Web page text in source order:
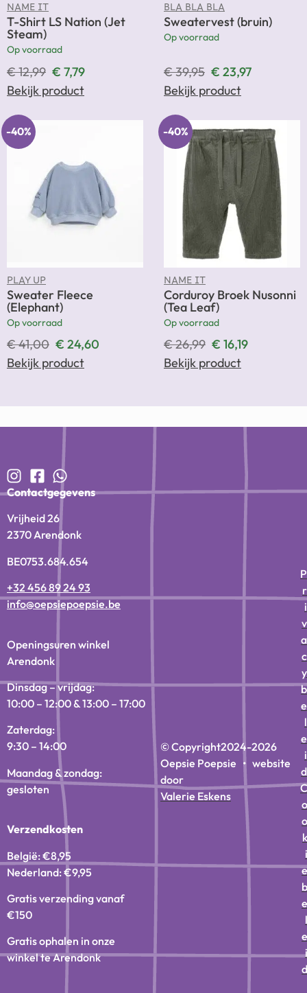
NAME IT
T-Shirt LS Nation (Jet
Steam)
Op voorraad
€12,99 € 7,79
Bekijk product
BLA BLA BLA
Sweatervest (bruin)
Op voorraad
€39,95 € 23,97
Bekijk product
-40%
PLAY UP
Sweater Fleece
(Elephant)
Op voorraad
€41,00 € 24,60
Bekijk product
-40%
NAME IT
Corduroy Broek Nusonni
(Tea Leaf)
Op voorraad
€26,99 € 16,19
Bekijk product
Contactgegevens
Vrijheid 26
2370 Arendonk
BE0753.684.654
+32 456 89 24 93
info@oepsiepoepsie.be
Openingsuren winkel
Arendonk
Dinsdag – vrijdag:
10:00 – 12:00 & 13:00 – 17:00
Zaterdag:
9:30 – 14:00
Maandag & zondag:
gesloten
Verzendkosten
België: €8,95
Nederland: €9,95
Gratis verzending vanaf
€150
Gratis ophalen in onze
winkel te Arendonk
© Copyright2024-2026
Oepsie Poepsie • website
door
Valerie Eskens
P
r
i
v
a
c
y
b
e
l
e
i
d
C
o
o
k
i
e
b
e
l
e
i
d